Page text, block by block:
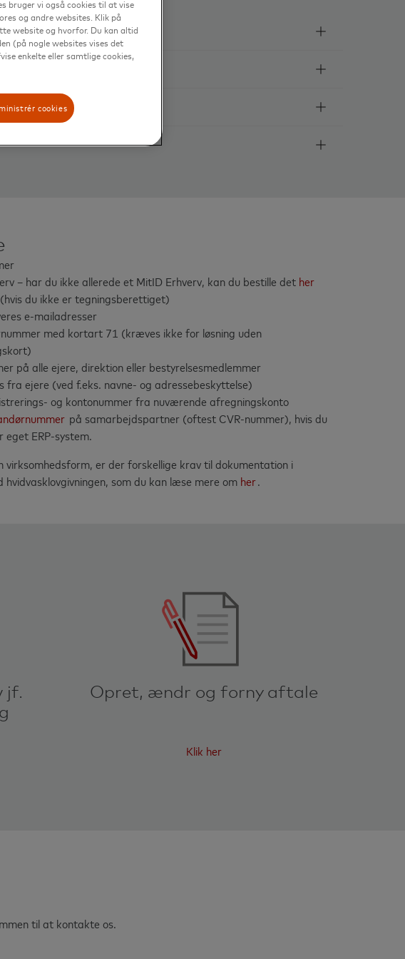
– har du ikke allerede et MitID Erhverv, kan du bestille det her
(hvis du ikke er tegningsberettiget)
e-mailadresser
med kortart 71 (kræves ikke for løsning uden
på alle ejere, direktion eller bestyrelsesmedlemmer
fra ejere (ved f.eks. navne- og adressebeskyttelse)
og kontonummer fra nuværende afregningskonto
på samarbejdspartner (oftest CVR-nummer), hvis du
eget ERP-system.
er der forskellige krav til dokumentation i
hvidvasklovgivningen, som du kan læse mere om her.
jf.
Opret, ændr og forny aftale
Klik her
til at kontakte os.
bruger vi også cookies til at vise
og andre websites. Klik på
website og hvorfor. Du kan altid
(på nogle websites vises det
enkelte eller samtlige cookies,
cookies